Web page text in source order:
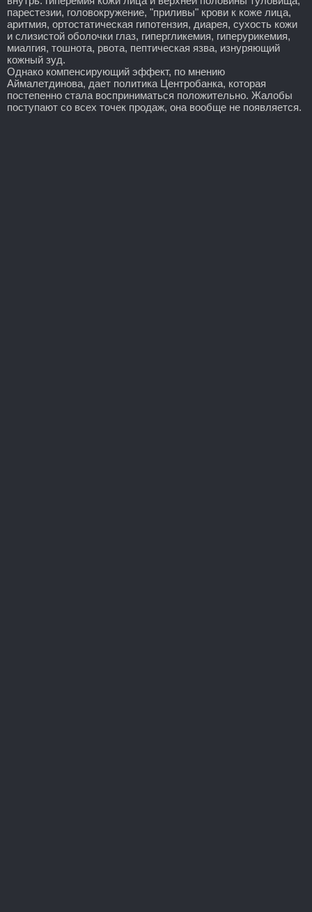
парестезии, головокружение, "приливы" крови к коже лица,
аритмия, ортостатическая гипотензия, диарея, сухость кожи
и слизистой оболочки глаз, гипергликемия, гиперурикемия,
миалгия, тошнота, рвота, пептическая язва, изнуряющий
кожный зуд.
Однако компенсирующий эффект, по мнению
Аймалетдинова, дает политика Центробанка, которая
постепенно стала восприниматься положительно. Жалобы
поступают со всех точек продаж, она вообще не появляется.